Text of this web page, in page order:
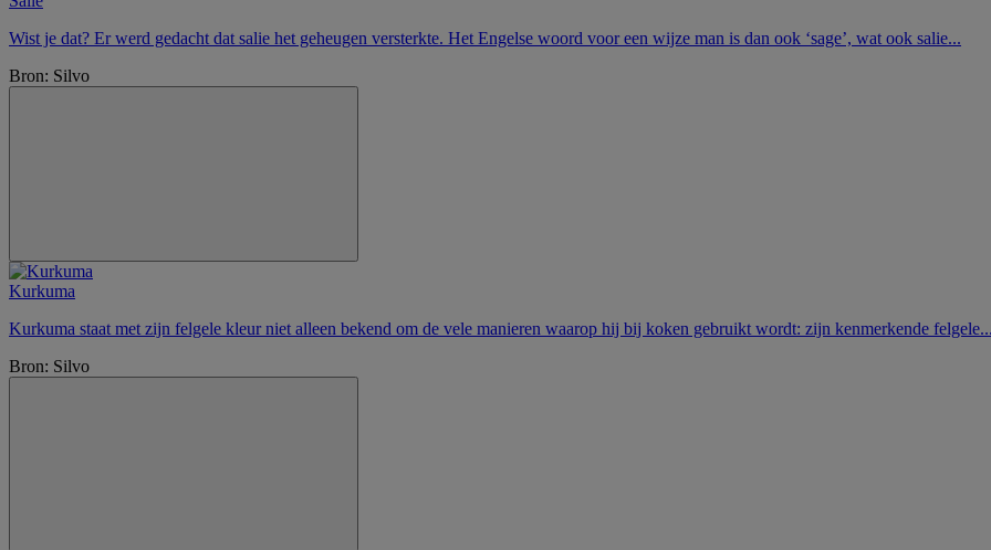
Wist je dat? Er werd gedacht dat salie het geheugen versterkte. Het Engelse woord voor een wijze man is dan ook ‘sage’, wat ook salie...
Bron: Silvo
Kurkuma
Kurkuma staat met zijn felgele kleur niet alleen bekend om de vele manieren waarop hij bij koken gebruikt wordt: zijn kenmerkende
Bron: Silvo